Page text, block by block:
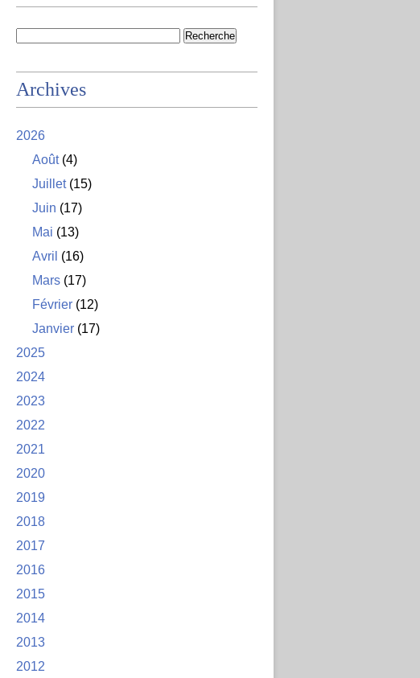
Archives
2026
Août(4)
Juillet(15)
Juin (17)
Mai (13)
Avril (16)
Mars (17)
Février (12)
Janvier (17)
2025
2024
2023
2022
2021
2020
2019
2018
2017
2016
2015
2014
2013
2012